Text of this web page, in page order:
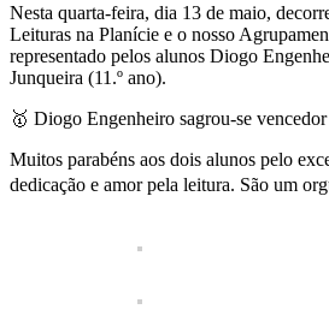
Nesta quarta-feira, dia 13 de maio,
Leituras na Planície e o nosso
representado pelos alunos Diogo
Junqueira (11.º ano).
🥇 Diogo Engenheiro sagrou-se
Muitos parabéns aos dois alunos pelo
dedicação e amor pela leitura. São um